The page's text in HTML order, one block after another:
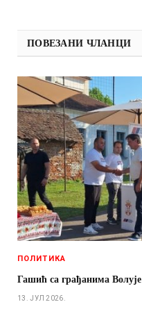
ПОВЕЗАНИ ЧЛАНЦИ
ПОЛИТИКА
Гашић са грађанима Волује
13. ЈУЛ 2026.